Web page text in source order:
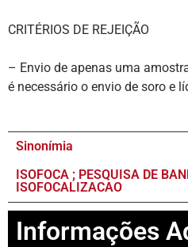
CRITÉRIOS DE REJEIÇÃO
– Envio de apenas uma
é necessário o envio de soro e
Sinonímia
ISOFOCA ; PESQUISA DE
ISOFOCALIZACAO
Informações